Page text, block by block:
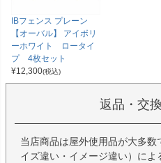
IBフェンス プレーン
【オーバル】 アイボリ
ーホワイト ロータイ
プ 4枚セット
¥12,300(税込)
返品・交
当店商品は屋外使用品が大多
イズ違い・イメージ違い）に